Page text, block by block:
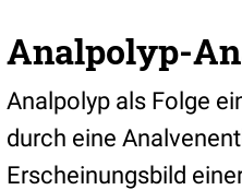
Analpolyp-
Analpolyp als Folge
durch eine
Erscheinungsbild